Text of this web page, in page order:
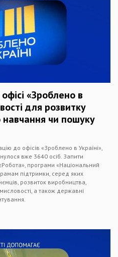
«Зроблено в
для розвитку
навчання чи пошуку
до офісів «Зроблено в Україні»,
вже 3640 осіб. Запити
програми «Національний
підтримки, серед яких
розвиток виробництва,
а також державні